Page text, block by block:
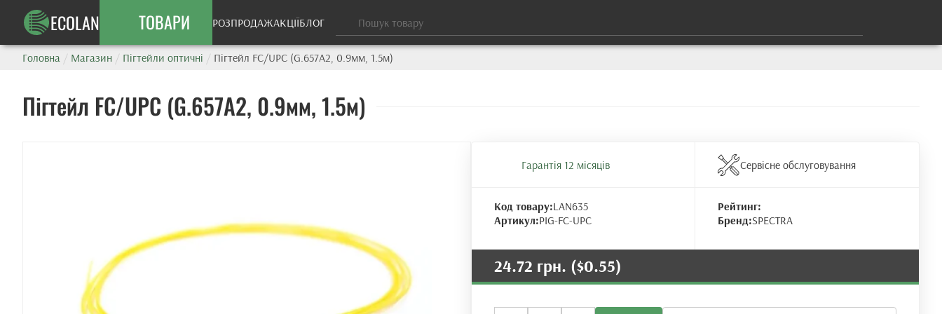
ECOLAN ТОВАРИ РОЗПРОДАЖАКЦІЇБЛОГ
Головна / Магазин / Пігтейли оптичні / Пігтейл FC/UPC (G.657A2, 0.9мм, 1.5м)
Пігтейл FC/UPC (G.657A2, 0.9мм, 1.5м)
Гарантія 12 місяців Сервісне обслуговування
Код товару:LAN635
Артикул:PIG-FC-UPC
Рейтинг:
Бренд:SPECTRA
24.72 грн. ($0.55)